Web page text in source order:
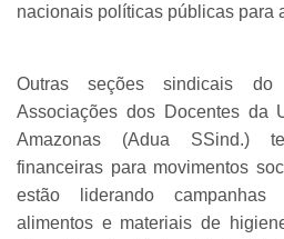
nacionais políticas públicas para
Outras seções sindicais
Associações dos Docentes da
Amazonas (Adua SSind.)
financeiras para movimentos
estão liderando
alimentos e materiais de